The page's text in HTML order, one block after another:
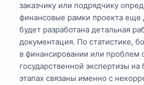
заказчику или подрядчику
финансовые рамки проекта еще
будет разработана детальная
документация. По статистике,
в финансировании или проблем
государственной экспертизы
этапах связаны именно с